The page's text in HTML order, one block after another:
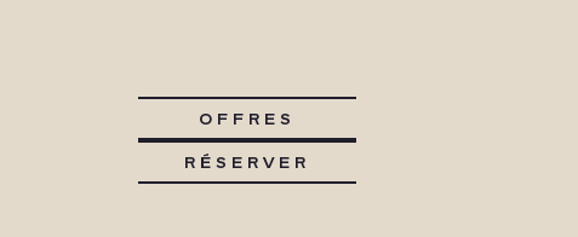
OFFRES
RÉSERVER